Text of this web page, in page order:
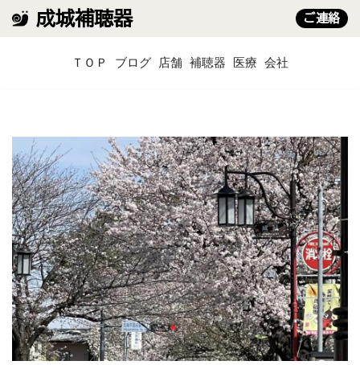
へ
ス
キ
ッ
プ
成城補聴器 ご連絡
ＴＯＰ ブログ 店舗 補聴器 医療 会社